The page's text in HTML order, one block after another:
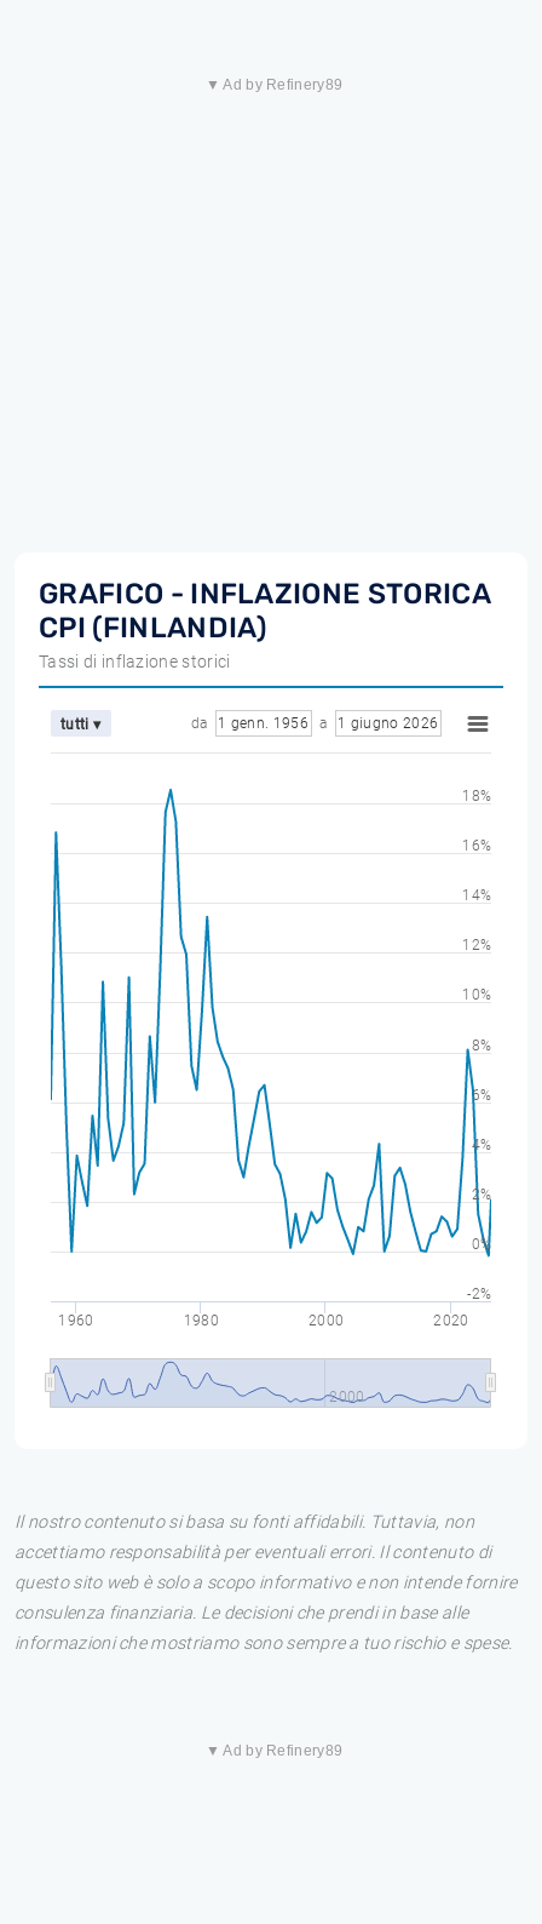
▼ Ad by Refinery89
GRAFICO - INFLAZIONE STORICA
CPI (FINLANDIA)
Tassi di inflazione storici
tutti ▾ da 1 genn. 1956 a 1 giugno 2026
1960 1980 2000 2020
2000
-2%
0%
2%
4%
6%
8%
10%
12%
14%
16%
18%
Il nostro contenuto si basa su fonti affidabili. Tuttavia, non
accettiamo responsabilità per eventuali errori. Il contenuto di
questo sito web è solo a scopo informativo e non intende fornire
consulenza finanziaria. Le decisioni che prendi in base alle
informazioni che mostriamo sono sempre a tuo rischio e spese.
▼ Ad by Refinery89